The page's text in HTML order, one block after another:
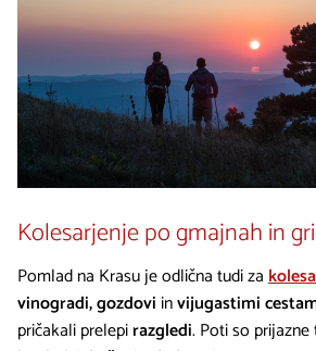
Kolesarjenje po gmajnah in
Pomlad na Krasu je odlična tudi za
vinogradi, gozdoviinvijugastimi
pričakali prelepirazgledi. Poti so